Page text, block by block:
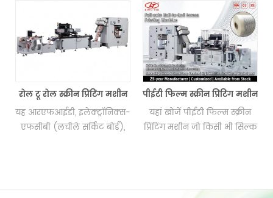
रोल टू रोल स्क्रीन प्रिंटिंग मशीन
यह आरएफआईडी, इलेक्ट्रॉनिक्स-
एफसीबी (लचीले सर्किट बोर्ड),
पीईटी फिल्म स्क्रीन प्रिंटिंग मशीन
यहां खोजें पीईटी फिल्म स्क्रीन
प्रिंटिंग मशीन जो किसी भी सिल्क